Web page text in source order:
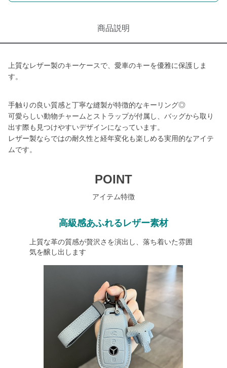
商品説明
上質なレザー製のキーケースで、愛車のキーを優雅に保護しま
す。
手触りの良い質感と丁寧な縫製が特徴的なキーリング◎
可愛らしい動物チャームとストラップが付属し、バッグから取り
出す際も見つけやすいデザインになっています。
レザー製ならではの耐久性と経年変化も楽しめる実用的なアイテ
ムです。
POINT
アイテム特徴
高級感あふれるレザー素材
上質な革の質感が贅沢さを演出し、落ち着いた雰囲
気を醸し出します